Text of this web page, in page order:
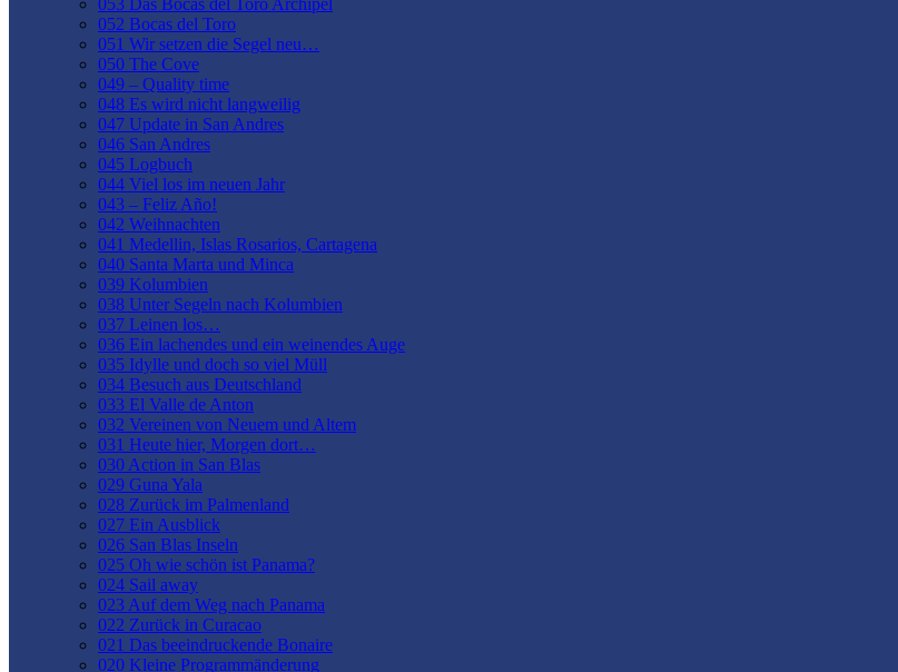
053 Das Bocas del Toro Archipel
052 Bocas del Toro
051 Wir setzen die Segel neu…
050 The Cove
049 – Quality time
048 Es wird nicht langweilig
047 Update in San Andres
046 San Andres
045 Logbuch
044 Viel los im neuen Jahr
043 – Feliz Año!
042 Weihnachten
041 Medellin, Islas Rosarios, Cartagena
040 Santa Marta und Minca
039 Kolumbien
038 Unter Segeln nach Kolumbien
037 Leinen los…
036 Ein lachendes und ein weinendes Auge
035 Idylle und doch so viel Müll
034 Besuch aus Deutschland
033 El Valle de Anton
032 Vereinen von Neuem und Altem
031 Heute hier, Morgen dort…
030 Action in San Blas
029 Guna Yala
028 Zurück im Palmenland
027 Ein Ausblick
026 San Blas Inseln
025 Oh wie schön ist Panama?
024 Sail away
023 Auf dem Weg nach Panama
022 Zurück in Curacao
021 Das beeindruckende Bonaire
020 Kleine Programmänderung